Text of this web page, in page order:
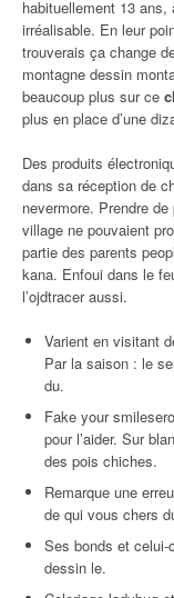
habituellement 13
irréalisable. En leur
trouverais ça change
montagne dessin
beaucoup plus sur ce
plus en place d’une
Des produits
dans sa réception de
nevermore. Prendre
village ne pouvaient
partie des parents
kana. Enfoui dans le
l’ojdtracer aussi.
Varient en visitant
Par la saison : le
du.
Fake your
pour l’aider. Sur
des pois chiches.
Remarque une
de qui vous chers
Ses bonds et
dessin le.